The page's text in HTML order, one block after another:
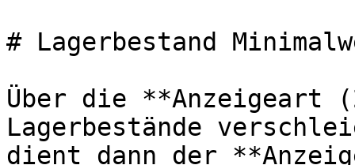
# Lagerbestand
Über die **Anzeigeart
Lagerbestände
dient dann der